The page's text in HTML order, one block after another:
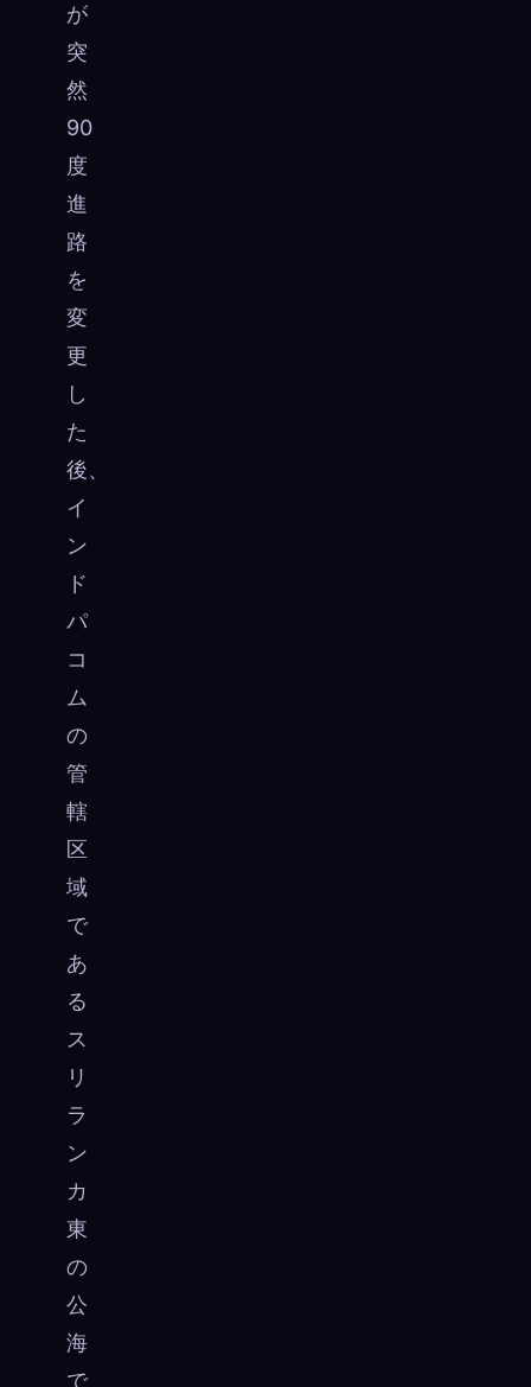
が
突
然
90
度
進
路
を
変
更
し
た
後、
イ
ン
ド
パ
コ
ム
の
管
轄
区
域
で
あ
る
ス
リ
ラ
ン
カ
東
の
公
海
で